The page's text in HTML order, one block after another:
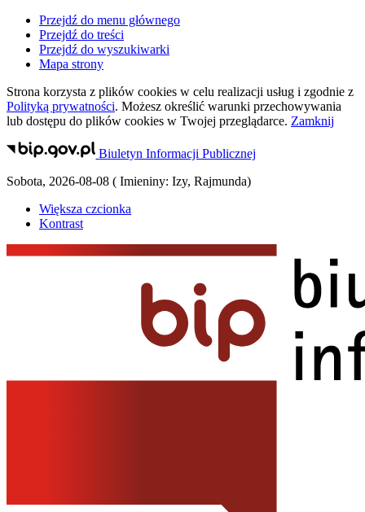
Przejdź do menu głównego
Przejdź do treści
Przejdź do wyszukiwarki
Mapa strony
Strona korzysta z plików cookies w celu realizacji usług i zgodnie z
Polityką prywatności. Możesz określić warunki przechowywania
lub dostępu do plików cookies w Twojej przeglądarce. Zamknij
Biuletyn Informacji Publicznej
Sobota, 2026-08-08 ( Imieniny: Izy, Rajmunda)
Większa czcionka
Kontrast